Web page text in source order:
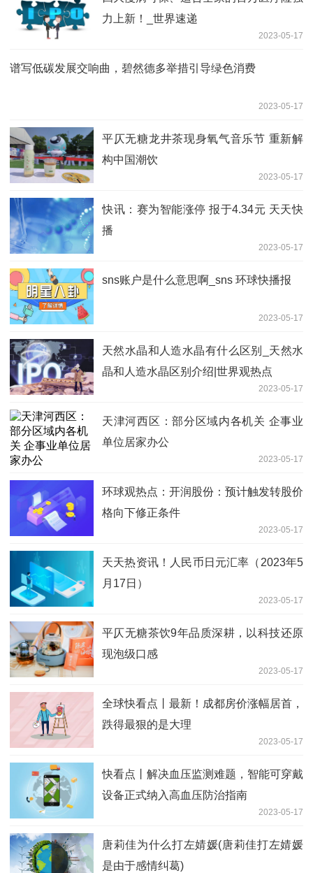
力上新！_世界速递
2023-05-17
谱写低碳发展交响曲，碧然德多举措引导绿色消费
2023-05-17
平仄无糖龙井茶现身氧气音乐节 重新解
构中国潮饮
2023-05-17
快讯：赛为智能涨停 报于4.34元 天天快
播
2023-05-17
sns账户是什么意思啊_sns 环球快播报
2023-05-17
天然水晶和人造水晶有什么区别_天然水
晶和人造水晶区别介绍|世界观热点
2023-05-17
天津河西区：部分区域内各机关 企事业
单位居家办公
2023-05-17
环球观热点：开润股份：预计触发转股价
格向下修正条件
2023-05-17
天天热资讯！人民币日元汇率（2023年5
月17日）
2023-05-17
平仄无糖茶饮9年品质深耕，以科技还原
现泡级口感
2023-05-17
全球快看点丨最新！成都房价涨幅居首，
跌得最狠的是大理
2023-05-17
快看点丨解决血压监测难题，智能可穿戴
设备正式纳入高血压防治指南
2023-05-17
唐莉佳为什么打左婧媛(唐莉佳打左婧媛
是由于感情纠葛)